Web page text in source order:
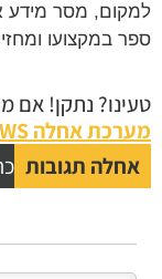
למקום, מסר מידע
ספר במקצועו
טעינו? נתקן! אם
מערכת אחלה NEWS
אחלה תגובות